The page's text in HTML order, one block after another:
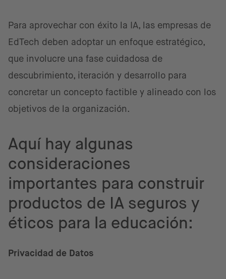
Para aprovechar con éxito la IA, las empresas de
EdTech deben adoptar un enfoque estratégico,
que involucre una fase cuidadosa de
descubrimiento, iteración y desarrollo para
concretar un concepto factible y alineado con los
objetivos de la organización.
Aquí hay algunas
consideraciones
importantes para construir
productos de IA seguros y
éticos para la educación:
Privacidad de Datos